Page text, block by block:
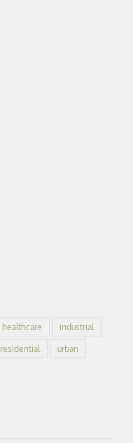
healthcare industrial
residential urban